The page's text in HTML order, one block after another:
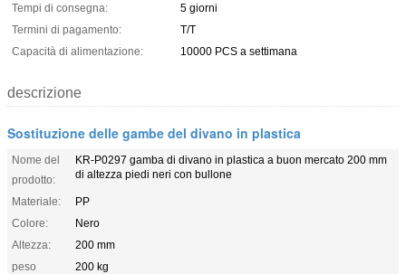
Tempi di consegna:
5 giorni
Termini di pagamento:
T/T
Capacità di alimentazione:
10000 PCS a settimana
descrizione
Sostituzione delle gambe del divano in plastica
Nome del
prodotto:
KR-P0297 gamba di divano in plastica a buon mercato 200 mm
di altezza piedi neri con bullone
Materiale:
PP
Colore:
Nero
Altezza:
200 mm
peso
200 kg